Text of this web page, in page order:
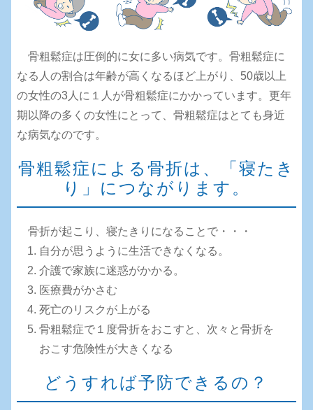
骨粗鬆症は圧倒的に女に多い病気です。骨粗鬆症に
なる人の割合は年齢が高くなるほど上がり、50歳以上
の女性の3人に１人が骨粗鬆症にかかっています。更年
期以降の多くの女性にとって、骨粗鬆症はとても身近
な病気なのです。
骨粗鬆症による骨折は、「寝たき
り」につながります。
骨折が起こり、寝たきりになることで・・・
自分が思うように生活できなくなる。
介護で家族に迷惑がかかる。
医療費がかさむ
死亡のリスクが上がる
骨粗鬆症で１度骨折をおこすと、次々と骨折を
おこす危険性が大きくなる
どうすれば予防できるの？